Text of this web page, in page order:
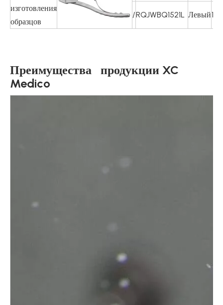
изготовления
образцов
/RQJWBQ1521L Левый1
Преимущества продукции XC
Medico